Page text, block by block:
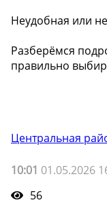
Неудобная или
Разберёмся
правильно
Центральная
10:01 01.05.2026
56